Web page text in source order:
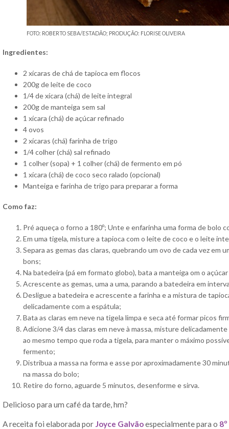
FOTO: ROBERTO SEBA/ESTADÃO; PRODUÇÃO: FLORISE OLIVEIRA
Ingredientes:
2 xícaras de chá de tapioca em flocos
200g de leite de coco
1/4 de xícara (chá) de leite integral
200g de manteiga sem sal
1 xícara (chá) de açúcar refinado
4 ovos
2 xícaras (chá) farinha de trigo
1/4 colher (chá) sal refinado
1 colher (sopa) + 1 colher (chá) de fermento em pó
1 xícara (chá) de coco seco ralado (opcional)
Manteiga e farinha de trigo para preparar a forma
Como faz:
Pré aqueça o forno a 180º; Unte e enfarinha uma forma de bolo
Em uma tigela, misture a tapioca com o leite de coco e o leite
Separa as gemas das claras, quebrando um ovo de cada vez em
bons;
Na batedeira (pá em formato globo), bata a manteiga om o
Acrescente as gemas, uma a uma, parando a batedeira em
Desligue a batedeira e acrescente a farinha e a mistura de
delicadamente com a espátula;
Bata as claras em neve na tigela limpa e seca até formar picos
Adicione 3/4 das claras em neve à massa, misture
ao mesmo tempo que roda a tigela, para manter o máximo
fermento;
Distribua a massa na forma e asse por aproximadamente 30
na massa do bolo;
Retire do forno, aguarde 5 minutos, desenforme e sirva.
Delicioso para um café da tarde, hm?
A receita foi elaborada por Joyce Galvãoespecialmente para o